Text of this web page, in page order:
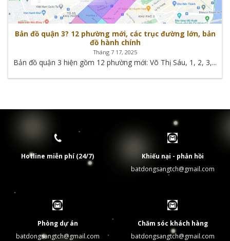
Bản đồ quận 3? 12 phường mới, các trục đường lớn, bản
đồ hành chính
Tháng 7 17, 2025
Bản đồ quận 3 hiện gồm 12 phường mới: Võ Thị Sáu, 1, 2, 3,...
Hotline miễn phí (24/7)
Khiếu nại - phản hồi
batdongsangtch@gmail.com
Phòng dự án
batdongsangtch@gmail.com
Chăm sóc khách hàng
batdongsangtch@gmail.com